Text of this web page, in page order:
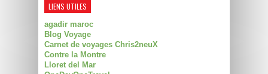
LIENS UTILES
agadir maroc
Blog Voyage
Carnet de voyages Chris2neuX
Contre la Montre
Lloret del Mar